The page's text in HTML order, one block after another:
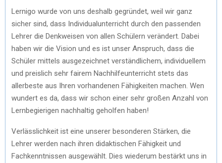
Lernigo wurde von uns deshalb gegründet, weil wir ganz
sicher sind, dass Individualunterricht durch den passenden
Lehrer die Denkweisen von allen Schülern verändert. Dabei
haben wir die Vision und es ist unser Anspruch, dass die
Schüler mittels ausgezeichnet verständlichem, individuellem
und preislich sehr fairem Nachhilfeunterricht stets das
allerbeste aus Ihren vorhandenen Fähigkeiten machen. Wen
wundert es da, dass wir schon einer sehr großen Anzahl von
Lernbegierigen nachhaltig geholfen haben!
Verlässlichkeit ist eine unserer besonderen Stärken, die
Lehrer werden nach ihren didaktischen Fähigkeit und
Fachkenntnissen ausgewählt. Dies wiederum bestärkt uns in